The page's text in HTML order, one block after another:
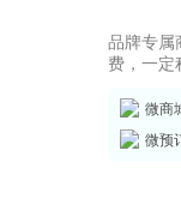
品牌专属
费，一定
微商
微预